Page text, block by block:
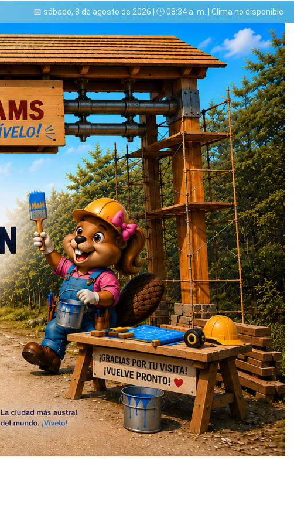
📅 sábado, 8 de agosto de 2026 | 🕒 08:34 a. m. | Clima no disponible